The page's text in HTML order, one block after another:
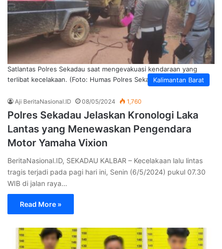
Kalimantan Barat
Satlantas Polres Sekadau saat mengevakuasi kendaraan yang
terlibat kecelakaan. (Foto: Humas Polres Sekadau)
Aji BeritaNasional.ID 08/05/2024 1,760
Polres Sekadau Jelaskan Kronologi Laka
Lantas yang Menewaskan Pengendara
Motor Yamaha Vixion
BeritaNasional.ID, SEKADAU KALBAR – Kecelakaan lalu lintas
tragis terjadi pada pagi hari ini, Senin (6/5/2024) pukul 07.30
WIB di jalan raya…
Read More »